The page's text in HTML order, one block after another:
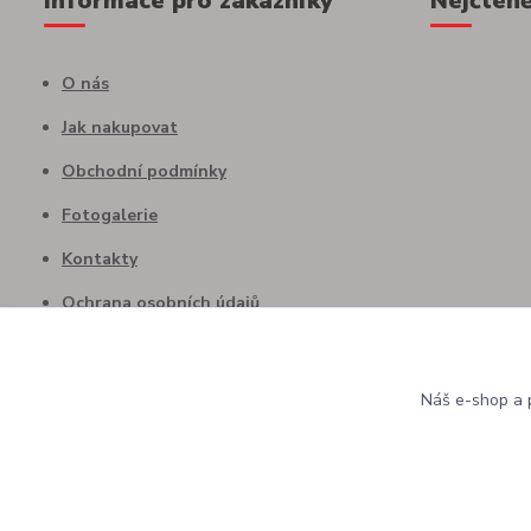
O nás
Jak nakupovat
Obchodní podmínky
Fotogalerie
Kontakty
Ochrana osobních údajů
Náš e-shop a